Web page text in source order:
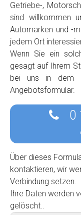
Getriebe-,
sind willkommen
Automarken und -
jedem Ort
Wenn Sie ein
gesagt auf Ihrem
bei uns in dem
Angebotsformular.
0
Über dieses
kontaktieren, wir
Verbindung setzen.
Ihre Daten werden
gelöscht..